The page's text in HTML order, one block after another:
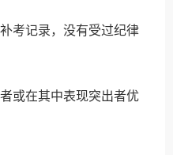
考记录，没有受过纪律
或在其中表现突出者优